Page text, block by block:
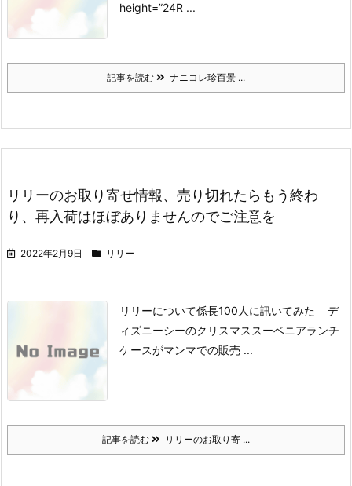
height=”24R ...
記事を読む ナニコレ珍百景 ...
リリーのお取り寄せ情報、売り切れたらもう終わ
り、再入荷はほぼありませんのでご注意を
2022年2月9日 リリー
リリーについて係長100人に訊いてみた
デ
ィズニーシーのクリスマス スーベニアランチ
ケースがマンマでの販売 ...
記事を読む リリーのお取り寄 ...